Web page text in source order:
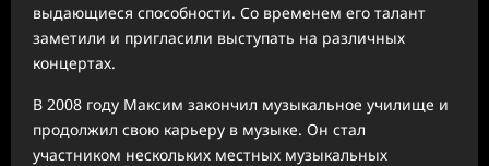
выдающиеся способности. Со временем его талант
заметили и пригласили выступать на различных
концертах.
В 2008 году Максим закончил музыкальное училище и
продолжил свою карьеру в музыке. Он стал
участником нескольких местных музыкальных